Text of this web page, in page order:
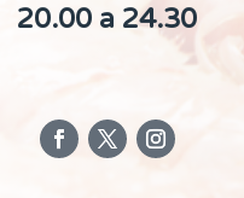
20.00 a 24.30